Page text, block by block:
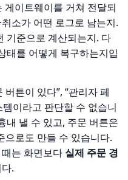
게이트웨이를 거쳐 전달되
취소가 어떤 로그로 남는지.
기준으로 계산되는지. 다
태를 어떻게 복구하는지입
버튼이 있다”, “관리자 페
이라고 판단할 수 없습니
내 낼 수 있고, 주문 버튼은
으로도 만들 수 있습니다.
는 화면보다 실제 주문 경
.